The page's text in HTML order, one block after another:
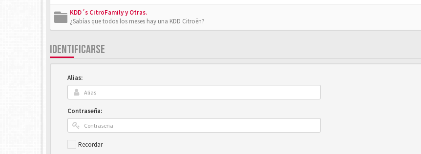
KDD´s CitröFamily y Otras.
¿Sabías que todos los meses hay una KDD Citroën?
IDENTIFICARSE
Alias:
Contraseña:
Recordar